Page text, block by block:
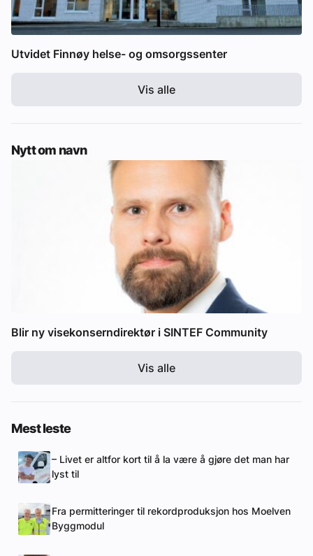
Utvidet Finnøy helse- og omsorgssenter
Vis alle
Nytt om navn
Blir ny visekonserndirektør i SINTEF Community
Vis alle
Mest leste
– Livet er altfor kort til å la være å gjøre det man har
lyst til
Fra permitteringer til rekordproduksjon hos Moelven
Byggmodul